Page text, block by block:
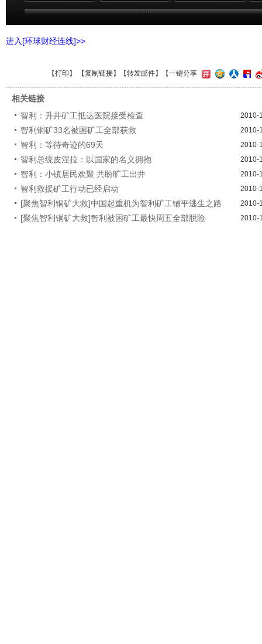
进入[环球财经连线]>>
【打印 】 【复制链接】【转发邮件】 【一键分享
相关链接
智利：升井矿工抵达医院接受检查
2010-
智利铜矿33名被困矿工全部获救 2010-
智利：等待奇迹的69天 2010-
智利总统皮涅拉：以国家的名义拥抱 2010-
智利：小镇居民欢聚 共盼旷工出井 2010-
智利救援矿工行动已经启动 2010-
[聚焦智利铜矿大救]中国起重机为智利矿工铺平逃生之路 2010-
[聚焦智利铜矿大救]智利被困矿工最快周五全部脱险 2010-